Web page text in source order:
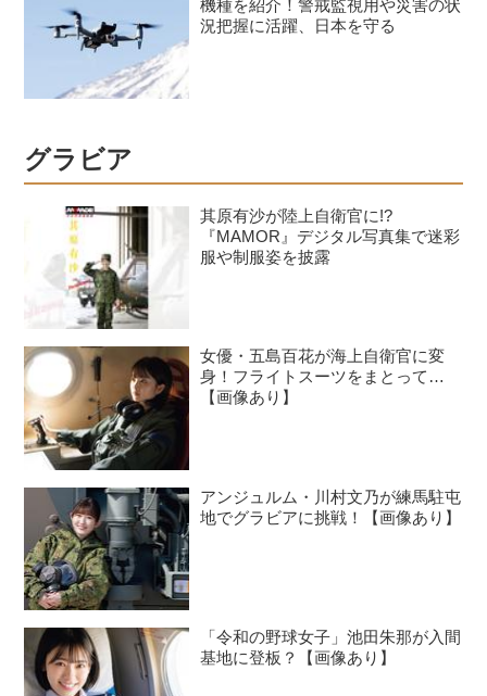
機種を紹介！警戒監視用や災害の状
況把握に活躍、日本を守る
グラビア
其原有沙が陸上自衛官に!?
『MAMOR』デジタル写真集で迷彩
服や制服姿を披露
女優・五島百花が海上自衛官に変
身！フライトスーツをまとって…
【画像あり】
アンジュルム・川村文乃が練馬駐屯
地でグラビアに挑戦！【画像あり】
「令和の野球女子」池田朱那が入間
基地に登板？【画像あり】